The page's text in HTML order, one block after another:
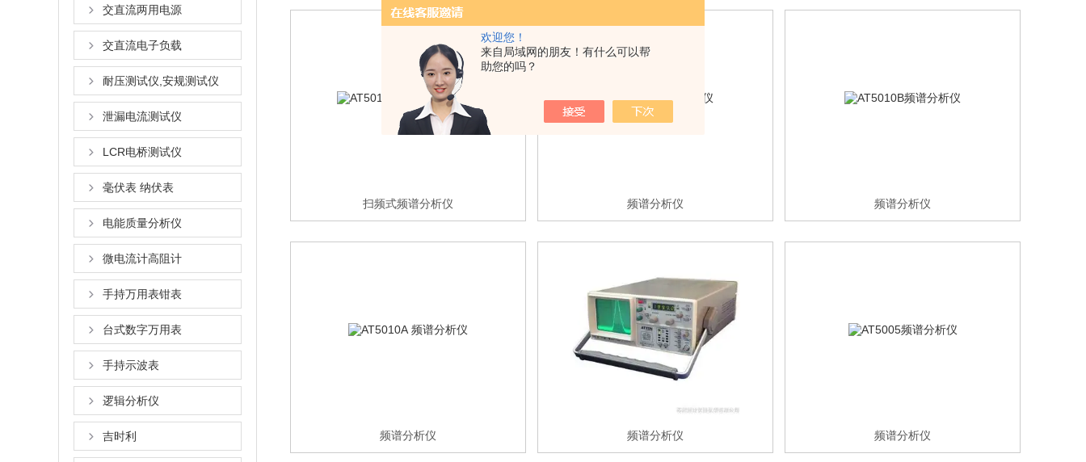
欢迎您！
来自局域网的朋友！有什么可以帮
助您的吗？
交直流两用电源
交直流电子负载
耐压测试仪,安规测试仪
泄漏电流测试仪
LCR电桥测试仪
毫伏表 纳伏表
电能质量分析仪
微电流计高阻计
手持万用表钳表
台式数字万用表
手持示波表
逻辑分析仪
吉时利
扫频式频谱分析仪 频谱分析仪 频谱分析仪
频谱分析仪 频谱分析仪 频谱分析仪